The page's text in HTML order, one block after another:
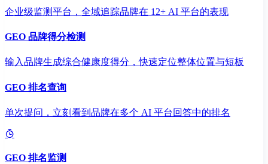
企业级监测平台，全域追踪品牌在 12+ AI 平台的表现
GEO 品牌得分检测
输入品牌生成综合健康度得分，快速定位整体位置与短板
GEO 排名查询
单次提问，立刻看到品牌在多个 AI 平台回答中的排名
GEO 排名监测